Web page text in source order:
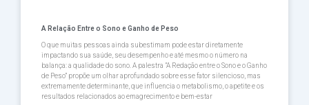
A Relação Entre o Sono e Ganho de Peso
O que muitas pessoas ainda subestimam pode estar diretamente
impactando sua saúde, seu desempenho e até mesmo o número na
balança: a qualidade do sono. A palestra ”A Redação entre o Sono e o Ganho
de Peso” propõe um olhar aprofundado sobre esse fator silencioso, mas
extremamente determinante, que influencia o metabolismo, o apetite e os
resultados relacionados ao emagrecimento e bem-estar